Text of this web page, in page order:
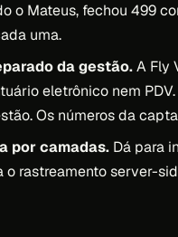
o Mateus, fechou 499
uma.
da gestão.A Fly
eletrônico nem
Os números da
por camadas. Dá para
o rastreamento server-